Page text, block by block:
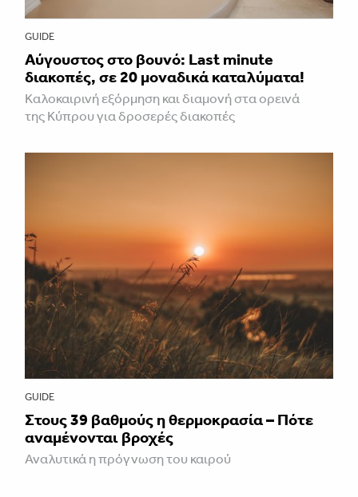
GUIDE
Aύγουστος στο βουνό: Last minute
διακοπές, σε 20 μοναδικά καταλύματα!
Καλοκαιρινή εξόρμηση και διαμονή στα ορεινά
της Κύπρου για δροσερές διακοπές
GUIDE
Στους 39 βαθμούς η θερμοκρασία – Πότε
αναμένονται βροχές
Αναλυτικά η πρόγνωση του καιρού